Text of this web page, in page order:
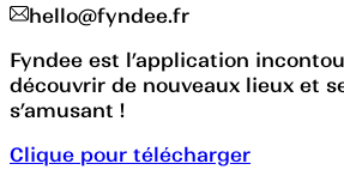
hello@fyndee.fr
Fyndee est l’application
découvrir de nouveaux lieux et
s’amusant !
Clique pour télécharger